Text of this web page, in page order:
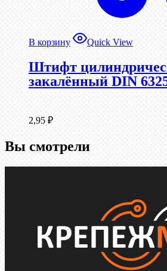
В корзину Quick View
Штифт
закалённый DIN
2,95 ₽
Вы смотрели